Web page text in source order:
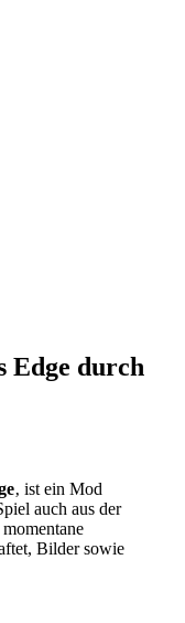
Edge durch
‚ ist ein Mod
auch aus der
Bilder sowie